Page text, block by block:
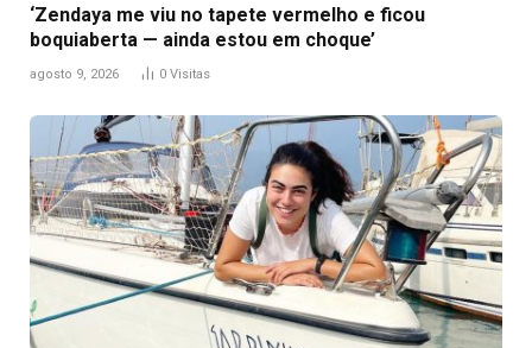
‘Zendaya me viu no tapete vermelho e ficou
boquiaberta — ainda estou em choque’
agosto 9, 2026 0 Visitas